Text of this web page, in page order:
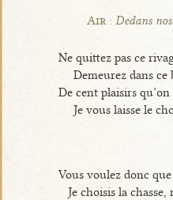
Air : Dedans
Ne quittez pas ce
Demeurez dans ce
De cent plaisirs
Je vous laisse le
Vous voulez donc que
Je choisis la chasse,